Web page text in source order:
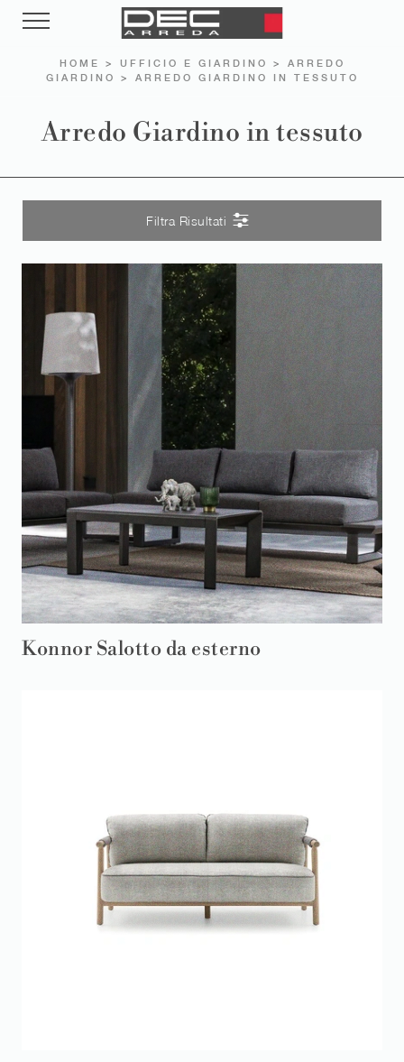
HOME > UFFICIO E GIARDINO > ARREDO
GIARDINO
> ARREDO GIARDINO IN TESSUTO
Arredo Giardino in tessuto
Filtra Risultati
Konnor Salotto da esterno